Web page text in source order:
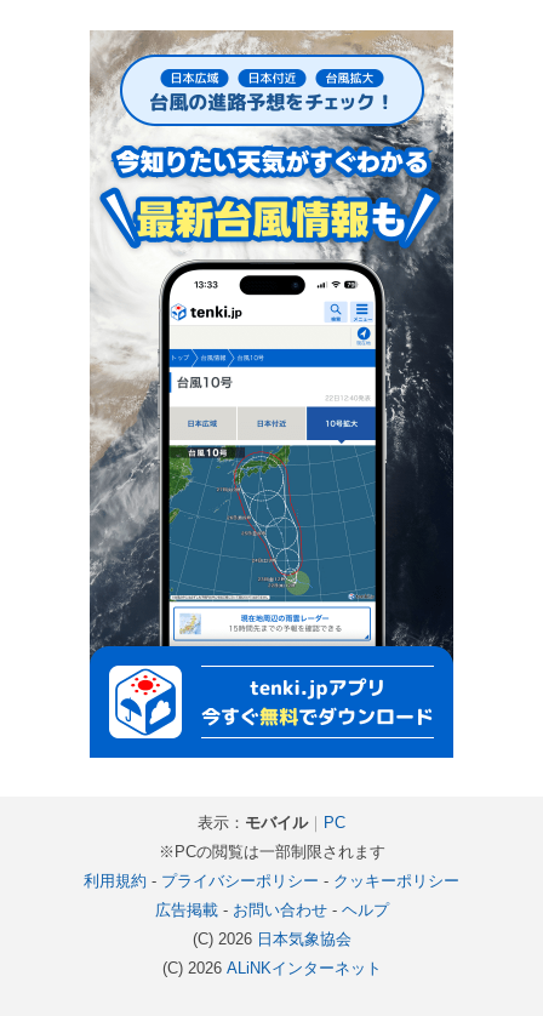
表示： モバイル｜ PC
※PCの閲覧は一部制限されます
利用規約 - プライバシーポリシー - クッキーポリシー
広告掲載- お問い合わせ- ヘルプ
(C) 2026 日本気象協会
(C) 2026 ALiNKインターネット